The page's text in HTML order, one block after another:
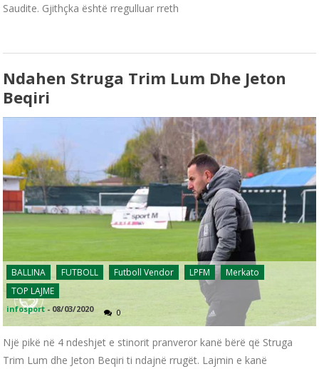
Saudite. Gjithçka është rregulluar rreth
Ndahen Struga Trim Lum Dhe Jeton
Beqiri
BALLINA FUTBOLL Futboll Vendor LPFM
Merkato
TOP LAJME
infosport - 08/03/2020 0
Një pikë në 4 ndeshjet e stinorit pranveror kanë bërë që Struga
Trim Lum dhe Jeton Beqiri ti ndajnë rrugët. Lajmin e kanë